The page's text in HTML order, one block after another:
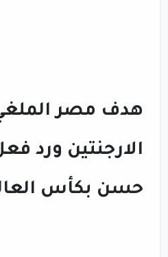
هدف مصر
الارجنتين ورد
حسن بكأس